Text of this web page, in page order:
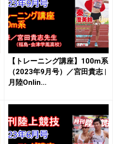
【トレーニング講座】100m系
（2023年9月号）／宮田貴志 |
月陸Onlin...